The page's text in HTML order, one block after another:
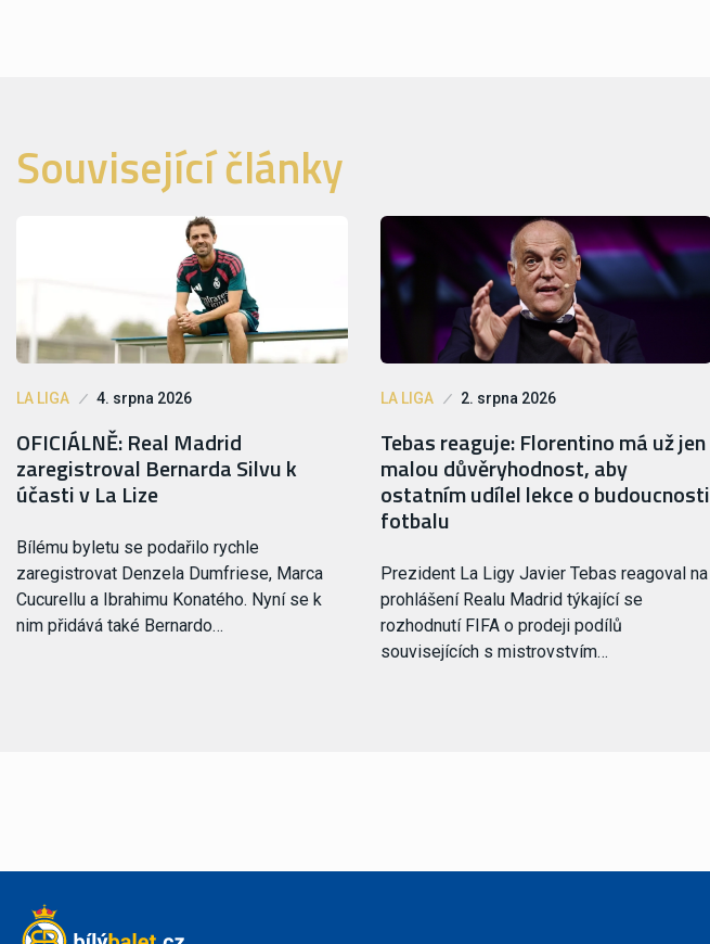
Související články
LA LIGA 4. srpna 2026
OFICIÁLNĚ: Real Madrid
zaregistroval Bernarda Silvu k
účasti v La Lize
Bílému byletu se podařilo rychle
zaregistrovat Denzela Dumfriese, Marca
Cucurellu a Ibrahimu Konatého. Nyní se k
nim přidává také Bernardo…
LA LIGA 2. srpna 2026
Tebas reaguje: Florentino má už jen
malou důvěryhodnost, aby
ostatním udílel lekce o budoucnosti
fotbalu
Prezident La Ligy Javier Tebas reagoval na
prohlášení Realu Madrid týkající se
rozhodnutí FIFA o prodeji podílů
souvisejících s mistrovstvím…